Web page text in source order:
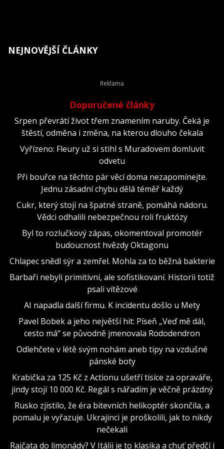
NEJNOVĚJŠÍ ČLÁNKY
Doporučené články
Srpen převrátí život třem znamením naruby. Čeká je
štěstí, odměna i změna, na kterou dlouho čekala
Vyřízeno: Fleury už si stihl s Muradovem domluvit
odvetu
Při bouřce na těchto pár věcí doma nezapomínejte.
Jednu zásadní chybu dělá téměř každý
Cukr, který stojí na špatné straně, pomáhá nádoru.
Vědci odhalili nebezpečnou roli fruktózy
Byl to rozlučkový zápas, okomentoval promotér
budoucnost hvězdy Oktagonu
Chlapec snědl sýr a zemřel. Mohla za to běžná bakterie
Barbaři nebyli primitivní, ale sofistikovaní. Historii totiž
psali vítězové
AI napadla další firmu. K incidentu došlo u Mety
Pavel Bobek a jeho největší hit: Píseň „Veď mě dál,
cesto má“ se původně jmenovala Rododendron
Odlehčete v létě svým nohám aneb tipy na vzdušné
pánské boty
Krabička za 125 Kč z Actionu ušetří tisíce za opraváře,
jindy stojí 10 000 Kč. Regál s nářadím je věčně prázdný
Rusko zjistilo, že éra bitevních helikoptér skončila, a
pomalu je vyřazuje. Ukrajinci je proškolili, jak to nikdy
nečekali
Rajčata do limonády? V Itálii je to klasika a chuť předčí i